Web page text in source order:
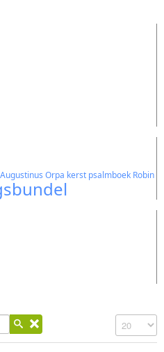
Augustinus Orpa kerst psalmboek Robin
Toon #